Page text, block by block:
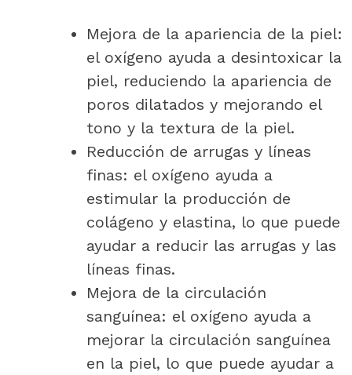
Mejora de la apariencia de la piel:
el oxígeno ayuda a desintoxicar la
piel, reduciendo la apariencia de
poros dilatados y mejorando el
tono y la textura de la piel.
Reducción de arrugas y líneas
finas: el oxígeno ayuda a
estimular la producción de
colágeno y elastina, lo que puede
ayudar a reducir las arrugas y las
líneas finas.
Mejora de la circulación
sanguínea: el oxígeno ayuda a
mejorar la circulación sanguínea
en la piel, lo que puede ayudar a